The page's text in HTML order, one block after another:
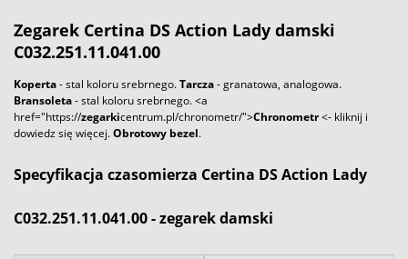
Zegarek Certina DS Action Lady damski
C032.251.11.041.00
Koperta- stal koloru srebrnego.Tarcza- granatowa, analogowa.
Bransoleta- stal koloru srebrnego. <a
href="https://zegarkicentrum.pl/chronometr/">Chronometr<- kliknij i
dowiedz się więcej.Obrotowy bezel.
Specyfikacja czasomierza Certina DS Action Lady
C032.251.11.041.00 - zegarek damski